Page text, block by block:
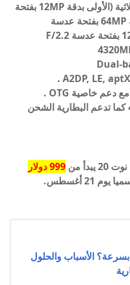
-الكاميرا الخلفية : كاميرا خلفية ثلاثية (الأولى بدقة 12MP بفتحة
عدسة F/1.8، الكاميرا الثانية بدقة 64MP بفتحة عدسة
F/2.0 ، الكاميرا الثالثة بدقة 12MP بفتحة عدسة F/2.2
-بطارية الهاتف : بسعة 4300mA كما تدعم البطارية الشحن
من
999 دولار
أغسطس.
بسرعة؟ الأسباب والحلول